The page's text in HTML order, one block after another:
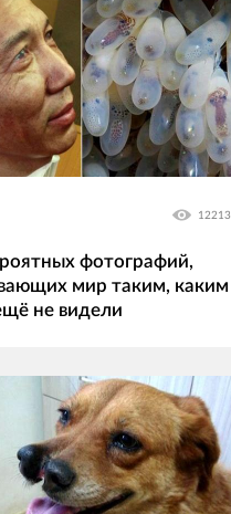
12213
фотографий,
мир таким, каким
не видели